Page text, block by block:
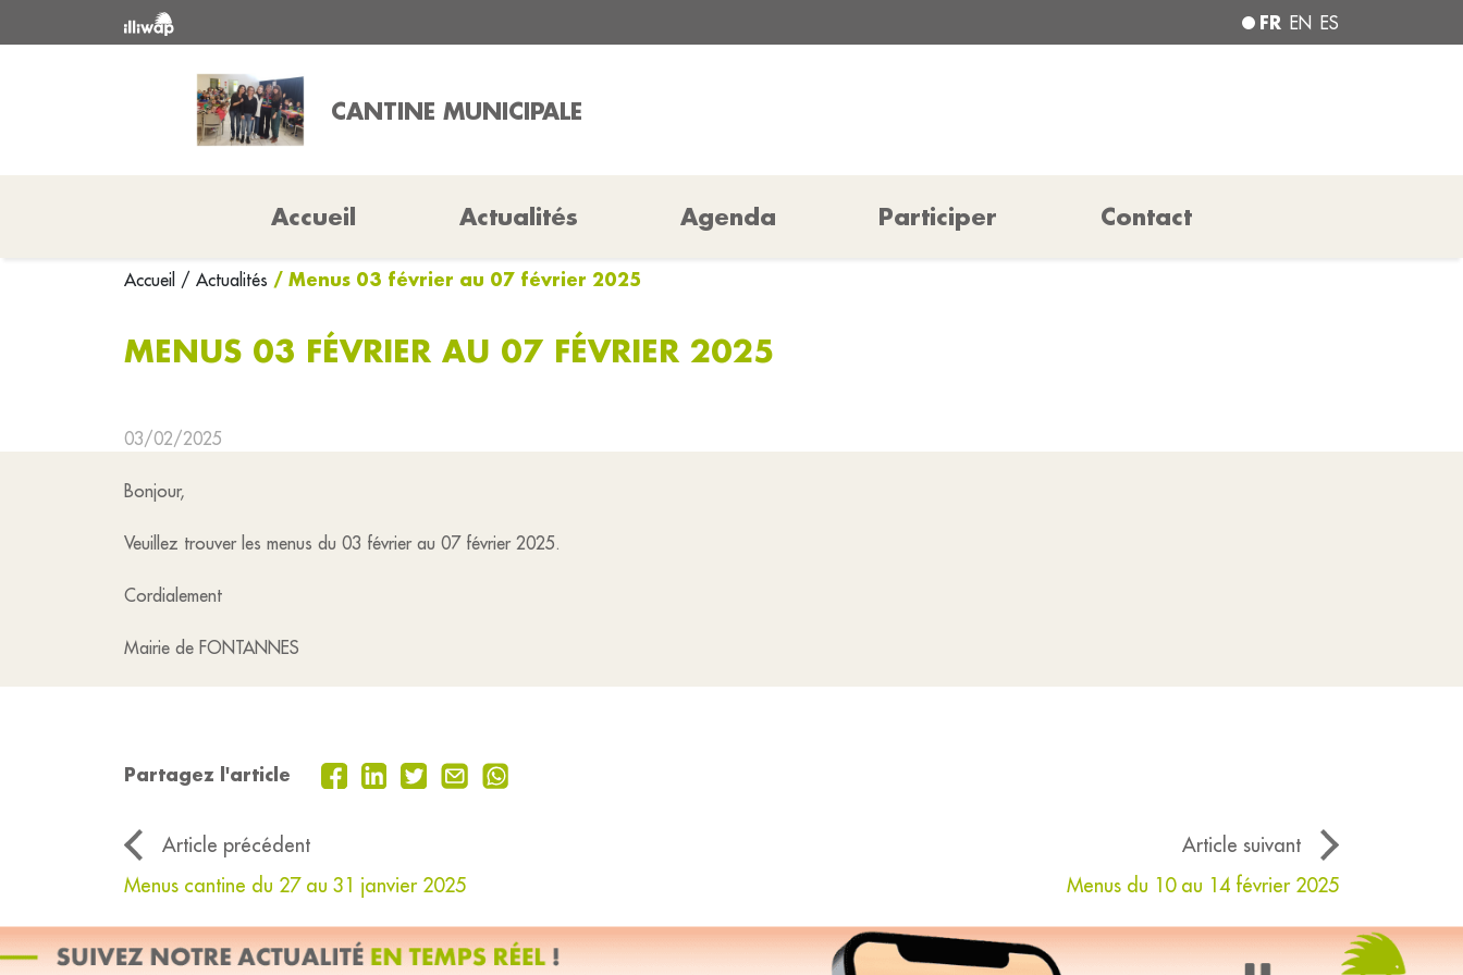
FR EN ES
CANTINE MUNICIPALE
Accueil Actualités Agenda Participer Contact
Accueil / Actualités / Menus 03 février au 07 février 2025
MENUS 03 FÉVRIER AU 07 FÉVRIER 2025
03/02/2025
Bonjour,
Veuillez trouver les menus du 03 février au 07 février 2025.
Cordialement
Mairie de FONTANNES
Partagez l'article
Article précédent
Article suivant
Menus cantine du 27 au 31 janvier 2025
Menus du 10 au 14 février 2025